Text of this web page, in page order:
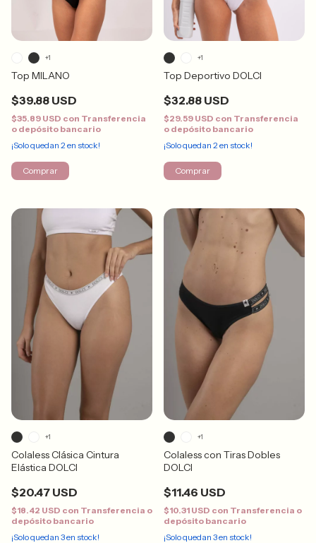
Top MILANO
$39.88 USD
$35.89 USD con Transferencia
o depósito bancario
¡Solo quedan 2 en stock!
+1
Comprar
Top Deportivo DOLCI
$32.88 USD
$29.59 USD con Transferencia
o depósito bancario
¡Solo quedan 2 en stock!
+1
Comprar
Colaless Clásica Cintura
Elástica DOLCI
$20.47 USD
$18.42 USD con Transferencia o
depósito bancario
¡Solo quedan 3en stock!
+1
Colaless con Tiras Dobles
DOLCI
$11.46 USD
$10.31 USD con Transferencia o
depósito bancario
¡Solo quedan 3en stock!
+1